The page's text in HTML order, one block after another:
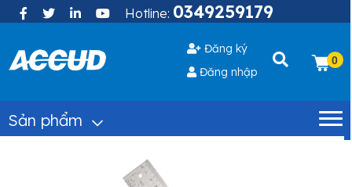
Hotline: 0349259179
Đăng ký
Đăng nhập
0
Sản phẩm